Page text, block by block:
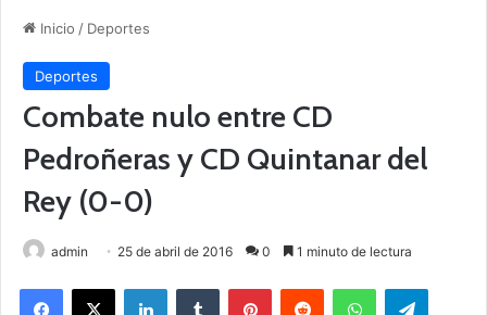
Inicio / Deportes
Deportes
Combate nulo entre CD
Pedroñeras y CD Quintanar del
Rey (0-0)
admin 25 de abril de 2016 0 1 minuto de lectura